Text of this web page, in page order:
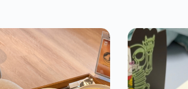
珀
色
湯？！
必
吃！
Phở
Wild